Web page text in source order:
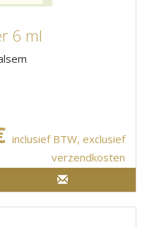
6 ml
inclusief BTW, exclusief
verzendkosten